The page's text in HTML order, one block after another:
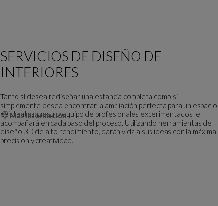
SERVICIOS DE DISEÑO DE
INTERIORES
Tanto si desea rediseñar una estancia completa como si
simplemente desea encontrar la ampliación perfecta para un espacio
existente, nuestro equipo de profesionales experimentados le
acompañará en cada paso del proceso. Utilizando herramientas de
diseño 3D de alto rendimiento, darán vida a sus ideas con la máxima
precisión y creatividad.
Más información